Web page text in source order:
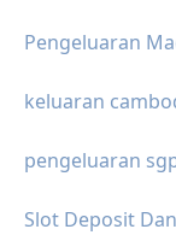
Pengeluaran
keluaran
pengeluaran
Slot Deposit